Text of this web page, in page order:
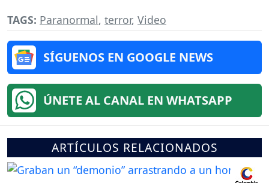
TAGS: Paranormal, terror, Video
SÍGUENOS EN GOOGLE NEWS
ÚNETE AL CANAL EN WHATSAPP
ARTÍCULOS RELACIONADOS